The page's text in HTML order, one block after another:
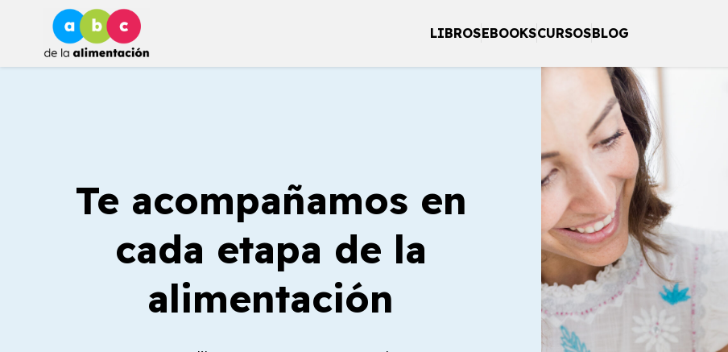
contenido
LIBROSEBOOKSCURSOSBLOG
Te acompañamos en
cada etapa de la
alimentación